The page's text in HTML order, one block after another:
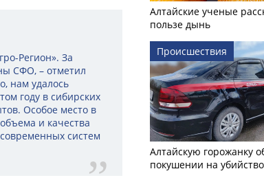
Регион». За
СФО, – отметил
нам удалось
году в сибирских
Особое место в
и качества
систем
Алтайские ученые
пользе дынь
Происшествия
Алтайскую горожанку
покушении на убийство